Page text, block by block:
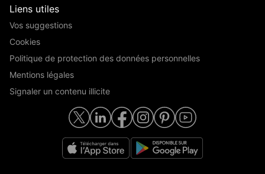
Liens utiles
Vos suggestions
Cookies
Politique de protection des données personnelles
Mentions légales
Signaler un contenu illicite